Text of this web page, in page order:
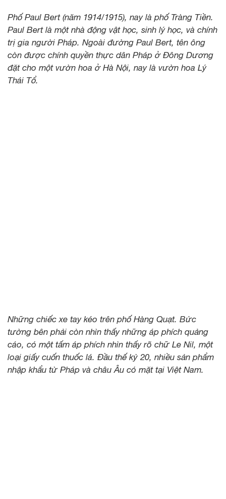
Phố Paul Bert (năm 1914/1915), nay là phố Tràng Tiền.
Paul Bert là một nhà động vật học, sinh lý học, và chính
trị gia người Pháp. Ngoài đường Paul Bert, tên ông
còn được chính quyền thực dân Pháp ở Đông Dương
đặt cho một vườn hoa ở Hà Nội, nay là vườn hoa Lý
Thái Tổ.
Những chiếc xe tay kéo trên phố Hàng Quạt. Bức
tường bên phải còn nhìn thấy những áp phích quảng
cáo, có một tấm áp phích nhìn thấy rõ chữ Le Nil, một
loại giấy cuốn thuốc lá. Đầu thế kỷ 20, nhiều sản phẩm
nhập khẩu từ Pháp và châu Âu có mặt tại Việt Nam.